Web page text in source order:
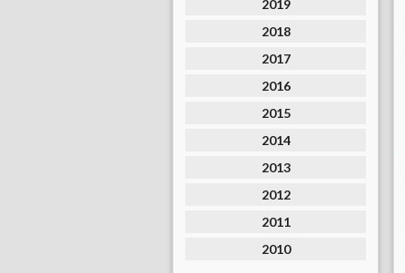
2019
2018
2017
2016
2015
2014
2013
2012
2011
2010